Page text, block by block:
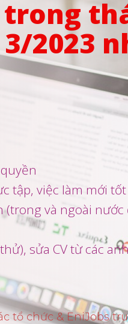
2023
tập, việc làm mới
và ngoài
sửa CV từ các
tổ chức & EniJobs